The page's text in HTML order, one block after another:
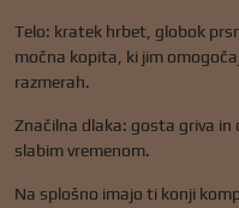
Telo: kratek hrbet, globok
močna kopita, ki jim
razmerah.
Značilna dlaka: gosta griva in
slabim vremenom.
Na splošno imajo ti konji